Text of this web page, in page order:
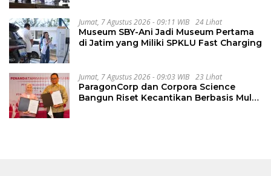
Jumat, 7 Agustus 2026 - 09:11 WIB 24 Lihat
Museum SBY-Ani Jadi Museum Pertama
di Jatim yang Miliki SPKLU Fast Charging
Jumat, 7 Agustus 2026 - 09:03 WIB 23 Lihat
ParagonCorp dan Corpora Science
Bangun Riset Kecantikan Berbasis Multi-